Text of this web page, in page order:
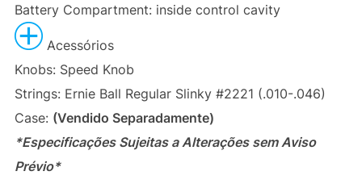
Battery Compartment: inside control cavity
Acessórios
Knobs: Speed Knob
Strings: Ernie Ball Regular Slinky #2221 (.010-.046)
Case: (Vendido Separadamente)
*Especificações Sujeitas a Alterações sem Aviso
Prévio*